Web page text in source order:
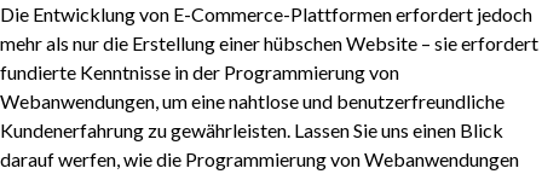
Die Entwicklung von E-Commerce-Plattformen erfordert jedoch
mehr als nur die Erstellung einer hübschen Website – sie erfordert
fundierte Kenntnisse in der Programmierung von
Webanwendungen, um eine nahtlose und benutzerfreundliche
Kundenerfahrung zu gewährleisten. Lassen Sie uns einen Blick
darauf werfen, wie die Programmierung von Webanwendungen